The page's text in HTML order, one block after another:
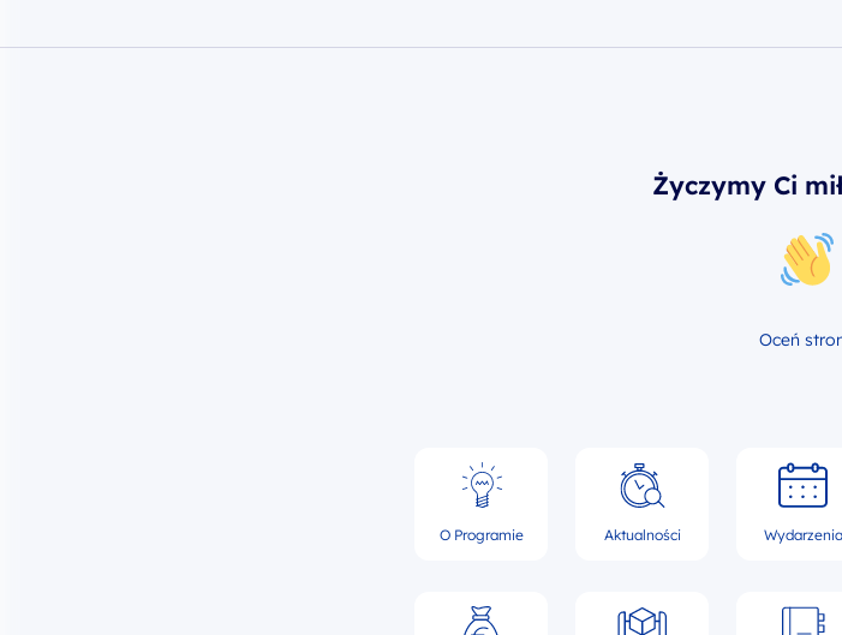
Życzymy Ci
Oceń
O Programie Aktualności Wydarzenia